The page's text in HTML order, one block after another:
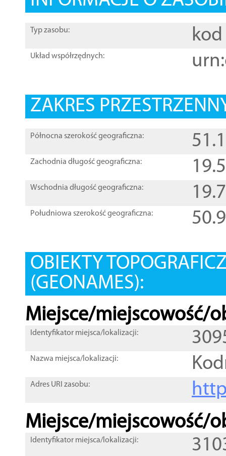
Typ zasobu: kod
Układ współrzędnych:
ZAKRES
Północna szerokość geograficzna:
Zachodnia długość geograficzna:
Wschodnia długość geograficzna:
Południowa szerokość geograficzna:
OBIEKTY
(GEONAMES):
Miejsce/miejscowość/
Identyfikator miejsca/lokalizacji:
Nazwa miejsca/lokalizacji:
Adres URI zasobu:
Miejsce/miejscowość/
Identyfikator miejsca/lokalizacji: